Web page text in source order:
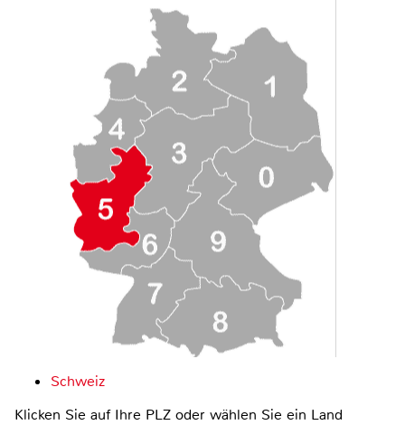
Schweiz
Klicken Sie auf Ihre PLZ oder wählen Sie ein Land